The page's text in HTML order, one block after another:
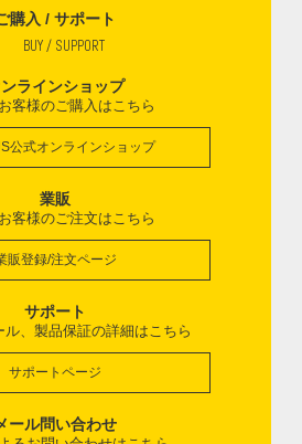
購入 / サポート
BUY / SUPPORT
ラインショップ
客様のご購入はこちら
公式オンラインショップ
業販
客様のご注文はこちら
販登録/注文ページ
サポート
ル、製品保証の詳細はこちら
サポートページ
ール問い合わせ